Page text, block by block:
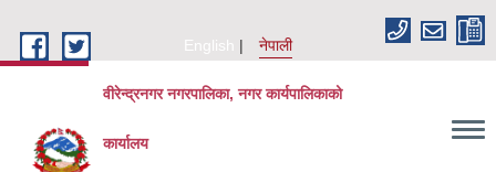
English
नेपाली
वीरेन्द्रनगर नगरपालिका, नगर कार्यपालिकाको
कार्यालय